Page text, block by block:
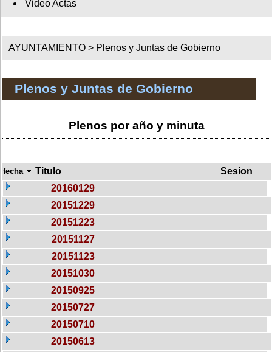
Video Actas
AYUNTAMIENTO > Plenos y Juntas de Gobierno
Plenos y Juntas de Gobierno
Plenos por año y minuta
fecha Titulo
Sesion
20160129
20151229
20151223
20151127
20151123
20151030
20150925
20150727
20150710
20150613